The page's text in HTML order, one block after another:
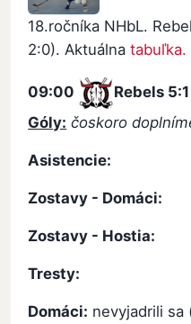
18.ročníka NHbL.
2:0). Aktuálnatabuľka.
09:00 Rebels
Góly: čoskoro
Asistencie:
Zostavy - Domáci:
Zostavy - Hostia:
Tresty:
Domáci: nevyjadrili sa